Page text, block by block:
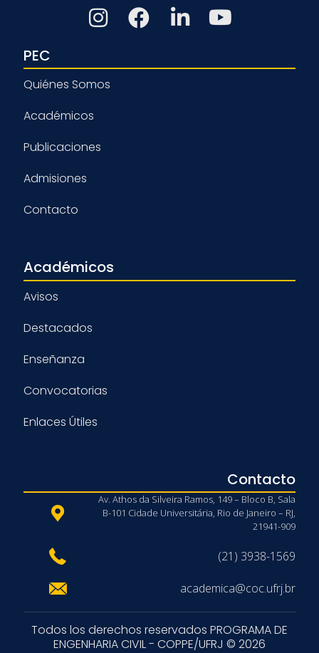
PEC
Quiénes Somos
Académicos
Publicaciones
Admisiones
Contacto
Académicos
Avisos
Destacados
Enseñanza
Convocatorias
Enlaces Útiles
Contacto
Av. Athos da Silveira Ramos, 149 – Bloco B, Sala
B-101 Cidade Universitária, Rio de Janeiro – RJ,
21941-909
(21) 3938-1569
academica@coc.ufrj.br
Todos los derechos reservados PROGRAMA DE
ENGENHARIA CIVIL - COPPE/UFRJ © 2026